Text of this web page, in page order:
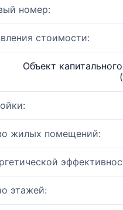
номер:
стоимости:
Объект
жилых помещений:
этажей: